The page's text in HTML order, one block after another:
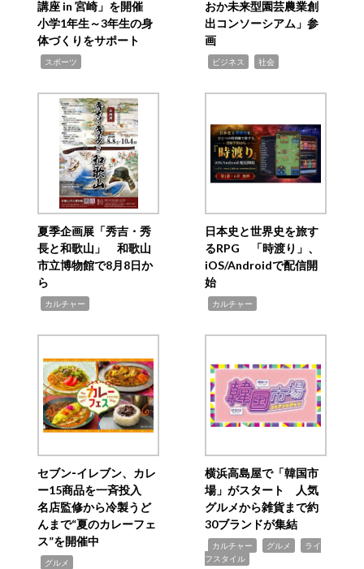
講座 in 宮崎」を開催
小学1年生～3年生の身
体づくりをサポート
スポーツ
おか未来型園芸農業創
出コンソーシアム」参
画
ビジネス 社会
夏季企画展「秀吉・秀
長と和歌山」 和歌山
市立博物館で8月8日か
ら
カルチャー
日本史と世界史を旅す
るRPG 「時渡り」、
iOS/Androidで配信開
始
カルチャー
セブン‐イレブン、カレ
ー15商品を一斉投入
名店監修から冷製うど
んまで“夏のカレーフェ
ス”を開催中
グルメ
横浜高島屋で「韓国市
場」がスタート 人気
グルメから雑貨まで約
30ブランドが集結
カルチャー グルメ
ライ
フスタイル